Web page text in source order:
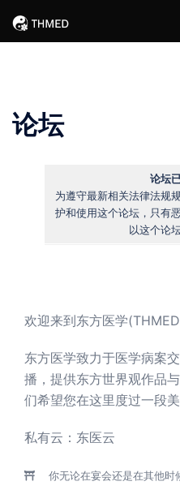
论坛
论坛
为遵守最新相关法律法规
护和使用这个论坛，只有
以这个论
欢迎来到东方医学
东方医学致力于医学病案
播，提供东方世界观作品
们希望您在这里度过一段
私有云： 东医云
你无论在宴会还是在其他时